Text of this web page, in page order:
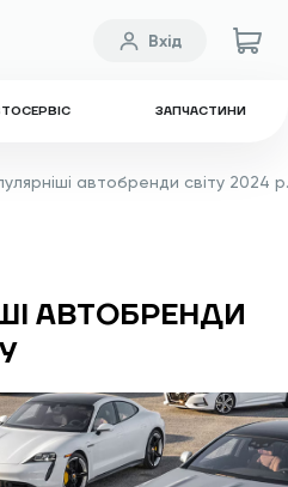
ЗАПЧАСТИНИ
Вхід
АВТОБРЕНДИ